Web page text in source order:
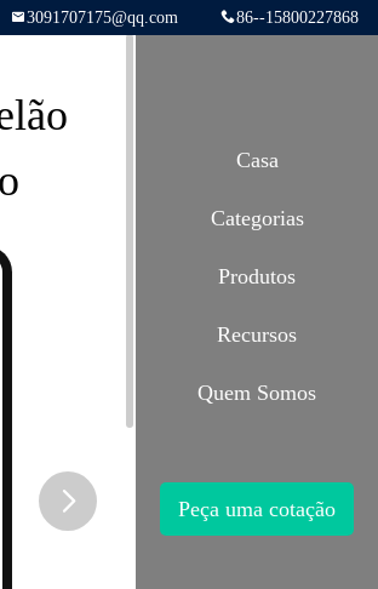
86--15800227868
3091707175@qq.com
Casa
Categorias
Produtos
Recursos
Quem Somos
Peça uma cotação